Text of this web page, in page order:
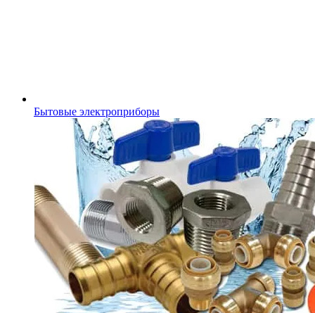
Бытовые электроприборы